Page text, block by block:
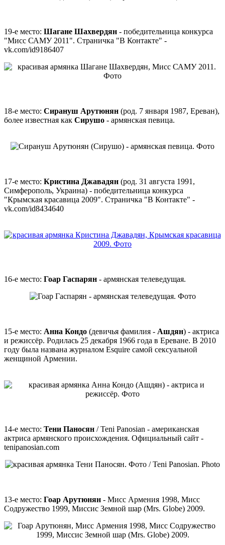
19-е место: Шагане Шахвердян - победительница конкурса
"Мисс САМУ 2011". Страничка "В Контакте" -
vk.com/id9186407
18-е место: Сирануш Арутюнян (род. 7 января 1987, Ереван),
более известная как Сирушо - армянская певица.
17-е место: Кристина Джавадян (род. 31 августа 1991,
Симферополь, Украина) - победительница конкурса
"Крымская красавица 2009". Страничка "В Контакте" -
vk.com/id8434640
16-е место: Гоар Гаспарян - армянская телеведущая.
15-е место: Анна Кондо (девичья фамилия - Ашдян) - актриса
и режиссёр. Родилась 25 декабря 1966 года в Ереване. В 2010
году была названа журналом Esquire самой сексуальной
женщиной Армении.
14-е место: Тени Паносян / Teni Panosian - американская
актриса армянского происхождения. Официальный сайт -
tenipanosian.com
13-е место: Гоар Арутюнян - Мисс Армения 1998, Мисс
Содружество 1999, Миссис Земной шар (Mrs. Globe) 2009.